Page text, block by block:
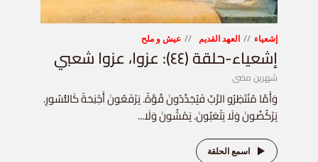
إشعياء العهد القديم عيش و ملح
إشعياء-حلقة (٤٤): عزوا، عزوا شعبي
شهرين مضى
وَأَمَّا مُنْتَظِرُو الرَّبِّ فَيُجَدِّدُونَ قُوَّةً. يَرْفَعُونَ أَجْنِحَةً كَالنُّسُورِ.
يَرْكُضُونَ وَلَا يَتْعَبُونَ. يَمْشُونَ وَلَا...
اسمع الحلقة